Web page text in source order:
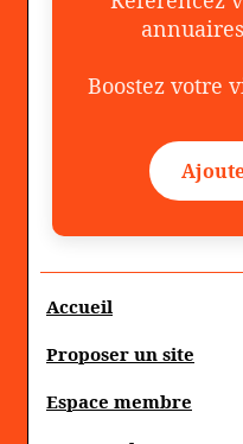
Boostez votre
Accueil
Proposer un site
Espace membre